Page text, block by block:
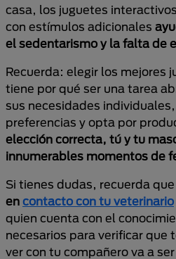
casa, los juguetes
con estímulos adicionales
el sedentarismo y la falta de
Recuerda: elegir los mejores
tiene por qué ser una tarea
sus necesidades
preferencias y opta por
elección correcta, tú y tu
innumerables momentos de
Si tienes dudas, recuerda
en contacto con tu veterinario
quien cuenta con el
necesarios para verificar que
ver con tu compañero va a